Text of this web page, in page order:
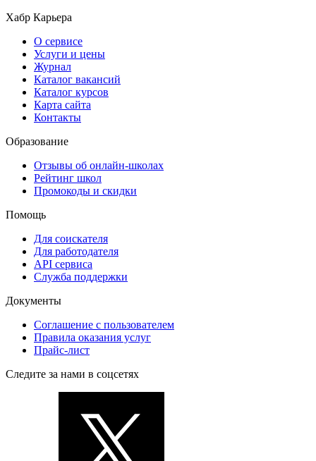
Хабр Карьера
О сервисе
Услуги и цены
Журнал
Каталог вакансий
Каталог курсов
Карта сайта
Контакты
Образование
Отзывы об онлайн-школах
Рейтинг школ
Промокоды и скидки
Помощь
Для соискателя
Для работодателя
API сервиса
Служба поддержки
Документы
Соглашение с пользователем
Правила оказания услуг
Прайс-лист
Следите за нами в соцсетях